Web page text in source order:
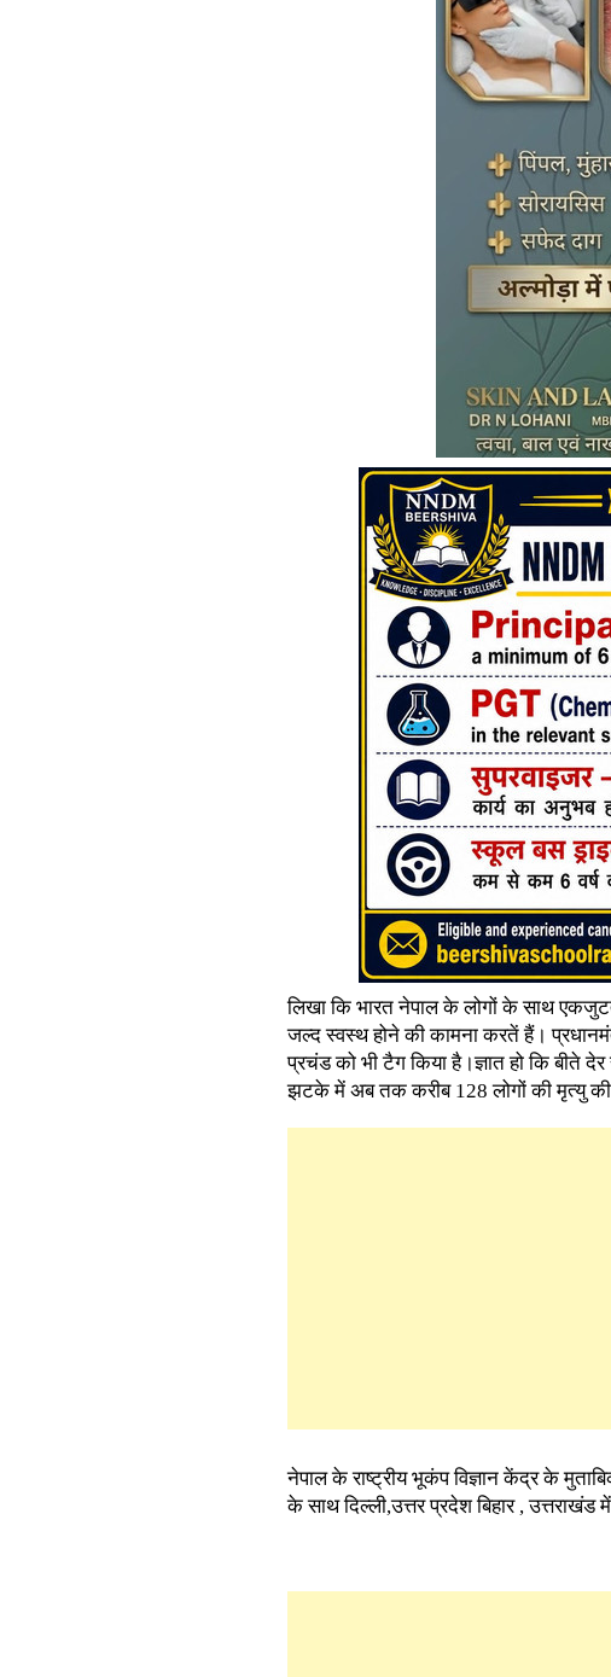
लिखा कि भारत नेपाल के लोगों के साथ
जल्द स्वस्थ होने की कामना करतें हैं।
प्रचंड को भी टैग किया है।ज्ञात हो कि बीते
झटके में अब तक करीब 128 लोगों की मृत्यु
नेपाल के राष्ट्रीय भूकंप विज्ञान केंद्र के
के साथ दिल्ली,उत्तर प्रदेश बिहार , उत्तराखंड